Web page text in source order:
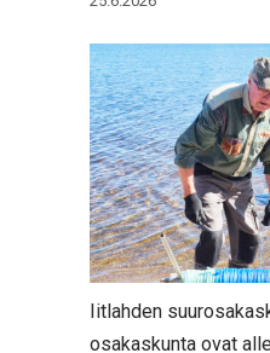
Iitlahden
osakaskunta ovat